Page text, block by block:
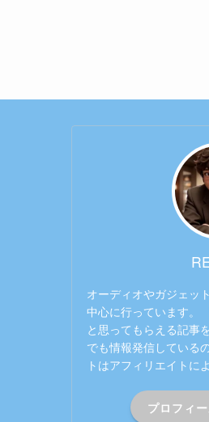
オーディオやガジェッ
中心に行っています。
と思ってもらえる記事
でも情報発信している
トはアフィリエイトに
プロフィ